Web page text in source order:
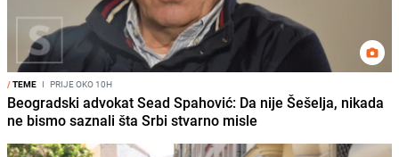
/TEME I PRIJE OKO 10H
Beogradski advokat Sead Spahović: Da nije Šešelja, nikada
ne bismo saznali šta Srbi stvarno misle